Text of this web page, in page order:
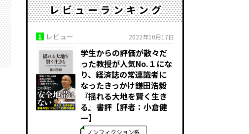
レビューランキング
1 レビュー 2022年10月17日
学生からの評価が散々だ
った教授が人気No.１にな
り、経済誌の常連識者に
なったきっかけ――鎌田浩毅
『揺れる大地を賢く生き
る』書評【評者：小倉健
一】
ノンフィクション系